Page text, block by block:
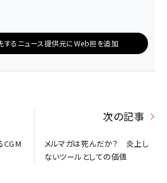
するニュース提供元にWeb担を追加
CGM
次の記事
メルマガは死んだか？ 炎上し
ないツールとしての価値